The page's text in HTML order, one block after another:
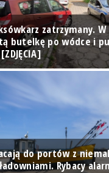
zatrzymany.
butelkę po wódce i
do portów z
Rybacy